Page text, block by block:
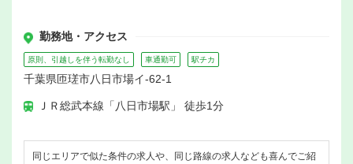
勤務地・アクセス
原則、引越しを伴う転勤なし 車通勤可 駅チカ
千葉県匝瑳市八日市場イ-62-1
ＪＲ総武本線「八日市場駅」 徒歩1分
同じエリアで似た条件の求人や、同じ路線の求人なども喜んでご紹